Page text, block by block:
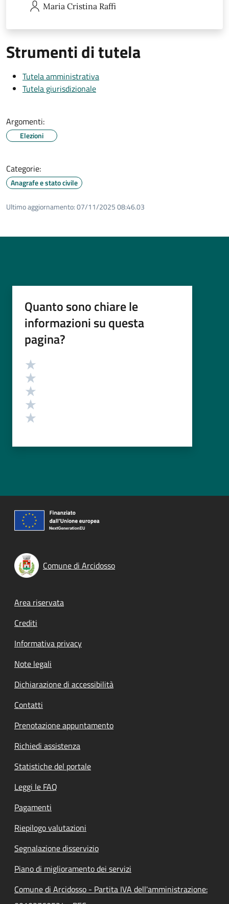
Maria Cristina Raffi
Strumenti di tutela
Tutela amministrativa
Tutela giurisdizionale
Argomenti:
Elezioni
Categorie:
Anagrafe e stato civile
Ultimo aggiornamento:07/11/2025 08:46.03
Quanto sono chiare le
informazioni su questa
pagina?
Valutazione
Comune di Arcidosso
Footer menu
Area riservata
Crediti
Informativa privacy
Note legali
Dichiarazione di accessibilità
Contatti
Prenotazione appuntamento
Richiedi assistenza
Statistiche del portale
Leggi le FAQ
Pagamenti
Riepilogo valutazioni
Segnalazione disservizio
Piano di miglioramento dei servizi
Comune di Arcidosso - Partita IVA dell'amministrazione: